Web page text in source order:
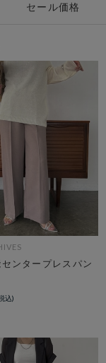
セール価格
ンタープレスパン